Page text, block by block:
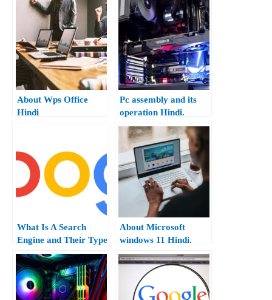
About Wps Office
Hindi
Pc assembly and its
operation Hindi.
What Is A Search
Engine and Their Type
In Hindi?
About Microsoft
windows 11 Hindi.